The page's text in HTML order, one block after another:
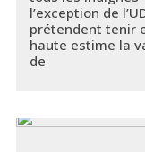
l’exception de
prétendent tenir
haute estime la
de